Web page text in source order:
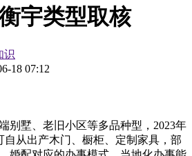
宇类型取核
识
18 07:12
墅、老旧小区等多品种型，2023年
自从出产木门、橱柜、定制家具，部